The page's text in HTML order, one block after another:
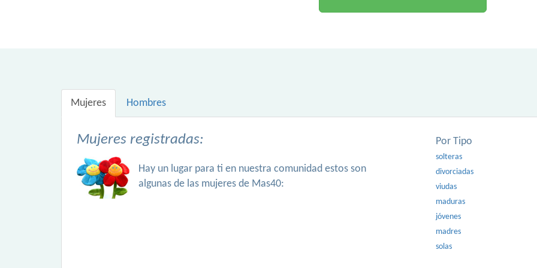
Mujeres Hombres
Mujeres registradas:
Hay un lugar para ti en nuestra comunidad estos son
algunas de las mujeres de Mas40:
Por Tipo
solteras
divorciadas
viudas
maduras
jóvenes
madres
solas